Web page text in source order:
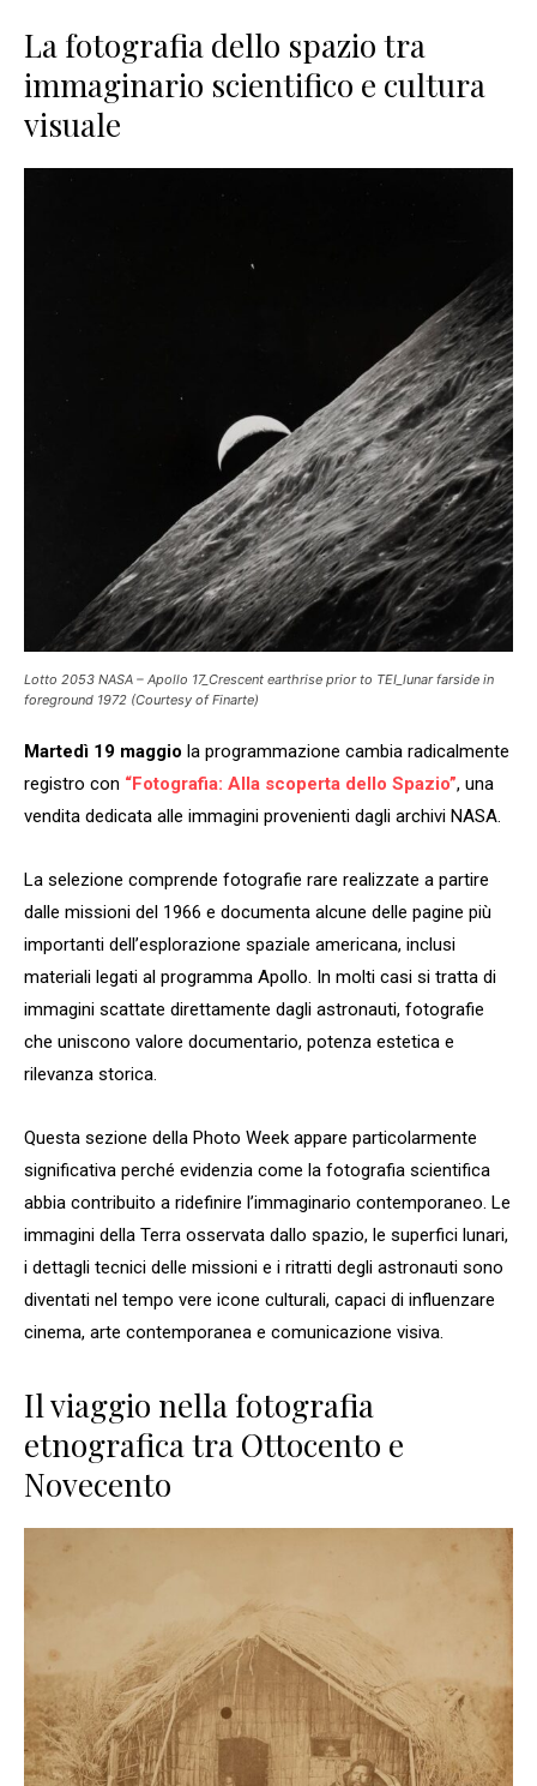
La fotografia dello spazio tra
immaginario scientifico e cultura
visuale
Lotto 2053 NASA – Apollo 17_Crescent earthrise prior to TEI_lunar farside in
foreground 1972 (Courtesy of Finarte)
Martedì 19 maggio la programmazione cambia radicalmente
registro con “Fotografia: Alla scoperta dello Spazio”, una
vendita dedicata alle immagini provenienti dagli archivi NASA.
La selezione comprende fotografie rare realizzate a partire
dalle missioni del 1966 e documenta alcune delle pagine più
importanti dell’esplorazione spaziale americana, inclusi
materiali legati al programma Apollo. In molti casi si tratta di
immagini scattate direttamente dagli astronauti, fotografie
che uniscono valore documentario, potenza estetica e
rilevanza storica.
Questa sezione della Photo Week appare particolarmente
significativa perché evidenzia come la fotografia scientifica
abbia contribuito a ridefinire l’immaginario contemporaneo. Le
immagini della Terra osservata dallo spazio, le superfici lunari,
i dettagli tecnici delle missioni e i ritratti degli astronauti sono
diventati nel tempo vere icone culturali, capaci di influenzare
cinema, arte contemporanea e comunicazione visiva.
Il viaggio nella fotografia
etnografica tra Ottocento e
Novecento